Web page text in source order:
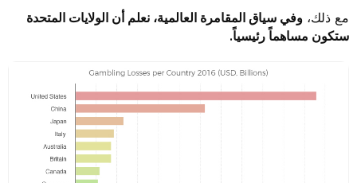
مع ذلك،وفي سياق المقامرة العالمية، نعلم أن الولايات المتحدة
ستكون مساهماً رئيسياً.